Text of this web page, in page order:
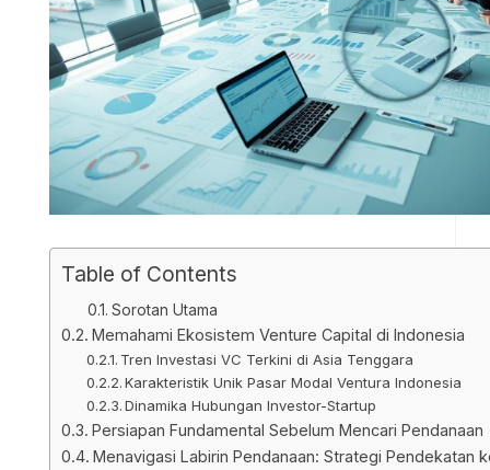
Table of Contents
Sorotan Utama
Memahami Ekosistem Venture Capital di Indonesia
Tren Investasi VC Terkini di Asia Tenggara
Karakteristik Unik Pasar Modal Ventura Indonesia
Dinamika Hubungan Investor-Startup
Persiapan Fundamental Sebelum Mencari Pendanaan
Menavigasi Labirin Pendanaan: Strategi Pendekatan